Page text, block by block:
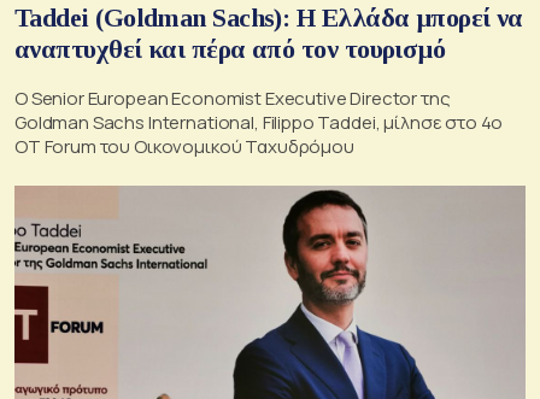
Taddei (Goldman Sachs): Η Ελλάδα μπορεί να
αναπτυχθεί και πέρα από τον τουρισμό
Ο Senior European Economist Executive Director της
Goldman Sachs International, Filippo Taddei, μίλησε στο 4ο
ΟΤ Forum του Οικονομικού Ταχυδρόμου